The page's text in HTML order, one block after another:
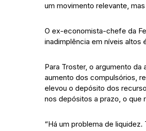
um movimento relevante,
O ex-economista-chefe da
inadimplência em níveis altos
Para Troster, o argumento
aumento dos compulsórios,
elevou o depósito dos
nos depósitos a prazo, o que
“Há um problema de